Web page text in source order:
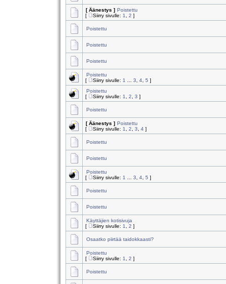
[ Äänestys ] Poistettu
[
Siirry sivulle: 1 2 ]
Poistettu
Poistettu
Poistettu
Poistettu
[
Siirry sivulle: 1 3 4 5 ]
Poistettu
[
Siirry sivulle: 1 2 3 ]
Poistettu
[ Äänestys ] Poistettu
[
Siirry sivulle: 1 2 3 4 ]
Poistettu
Poistettu
Poistettu
[
Siirry sivulle: 1 3 4 5 ]
Poistettu
Poistettu
Käyttäjien kotisivuja
[
Siirry sivulle: 1 2 ]
Osaatko piirtää taidokkaasti?
Poistettu
[
Siirry sivulle: 1 2 ]
Poistettu